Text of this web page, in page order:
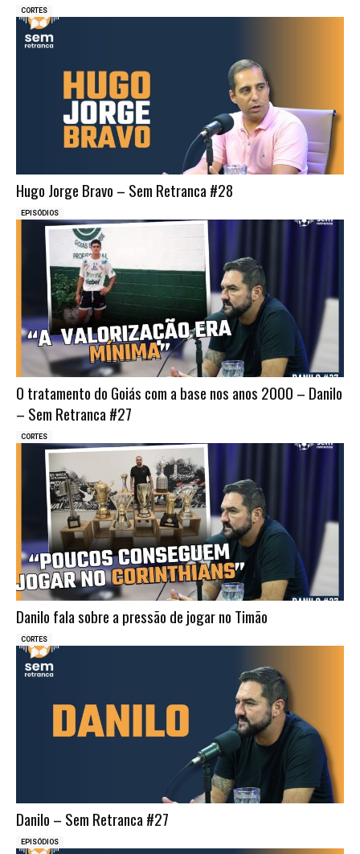
CORTES
Hugo Jorge Bravo – Sem Retranca #28
EPISÓDIOS
O tratamento do Goiás com a base nos anos 2000 – Danilo
– Sem Retranca #27
CORTES
Danilo fala sobre a pressão de jogar no Timão
CORTES
Danilo – Sem Retranca #27
EPISÓDIOS